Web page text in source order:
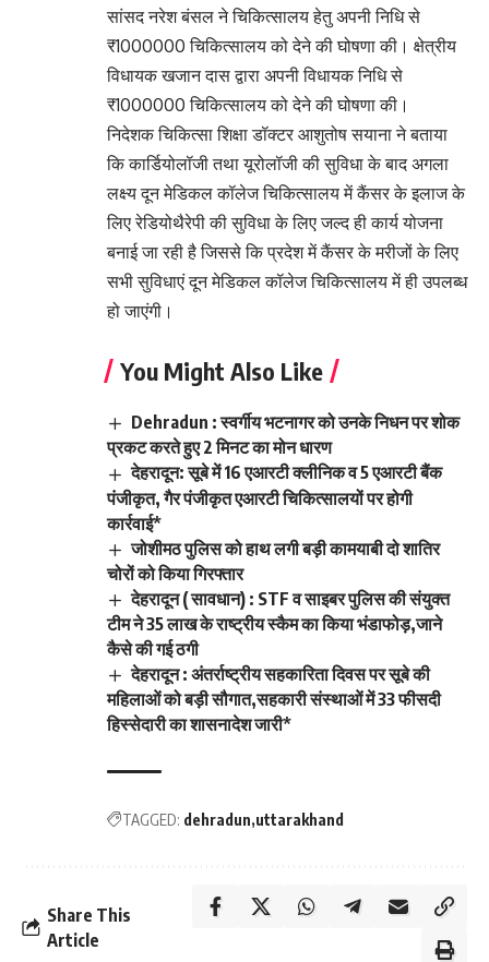
सांसद नरेश बंसल ने चिकित्सालय हेतु अपनी निधि से
₹1000000 चिकित्सालय को देने की घोषणा की। क्षेत्रीय
विधायक खजान दास द्वारा अपनी विधायक निधि से
₹1000000 चिकित्सालय को देने की घोषणा की।
निदेशक चिकित्सा शिक्षा डॉक्टर आशुतोष सयाना ने बताया
कि कार्डियोलॉजी तथा यूरोलॉजी की सुविधा के बाद अगला
लक्ष्य दून मेडिकल कॉलेज चिकित्सालय में कैंसर के इलाज के
लिए रेडियोथैरेपी की सुविधा के लिए जल्द ही कार्य योजना
बनाई जा रही है जिससे कि प्रदेश में कैंसर के मरीजों के लिए
सभी सुविधाएं दून मेडिकल कॉलेज चिकित्सालय में ही उपलब्ध
हो जाएंगी।
You Might Also Like
Dehradun : स्वर्गीय भटनागर को उनके निधन पर शोक
प्रकट करते हुए 2 मिनट का मोन धारण
देहरादून: सूबे में 16 एआरटी क्लीनिक व 5 एआरटी बैंक
पंजीकृत, गैर पंजीकृत एआरटी चिकित्सालयों पर होगी
कार्रवाई*
जोशीमठ पुलिस को हाथ लगी बड़ी कामयाबी दो शातिर
चोरों को किया गिरफ्तार
देहरादून ( सावधान) : STF व साइबर पुलिस की संयुक्त
टीम ने 35 लाख के राष्ट्रीय स्कैम का किया भंडाफोड़,जाने
कैसे की गई ठगी
देहरादून : अंतर्राष्ट्रीय सहकारिता दिवस पर सूबे की
महिलाओं को बड़ी सौगात,सहकारी संस्थाओं में 33 फीसदी
हिस्सेदारी का शासनादेश जारी*
TAGGED: dehradun uttarakhand
Share This
Article